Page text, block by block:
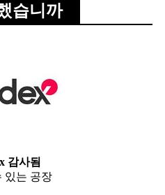
습니까
감사됨
있는 공장